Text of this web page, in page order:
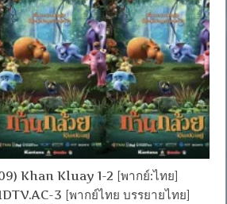
Khan Kluay 1-2 [พากย์:ไทย]
3 [พากย์ไทย บรรยายไทย]